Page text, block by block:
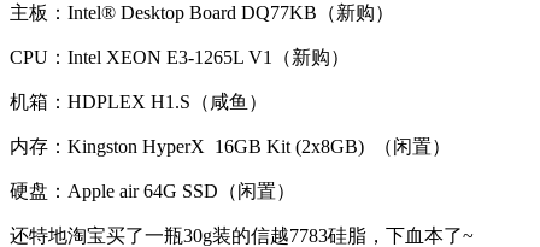
主板：Intel® Desktop Board DQ77KB（新购）
CPU：Intel XEON E3-1265L V1（新购）
机箱：HDPLEX H1.S（咸鱼）
内存：Kingston HyperX 16GB Kit (2x8GB) （闲置）
硬盘：Apple air 64G SSD（闲置）
还特地淘宝买了一瓶30g装的信越7783硅脂，下血本了~